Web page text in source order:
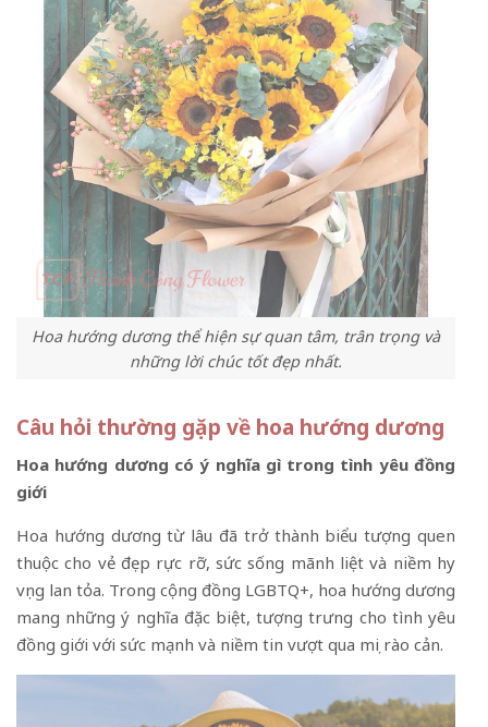
Hoa hướng dương thể hiện sự quan tâm, trân trọng và
những lời chúc tốt đẹp nhất.
Câu hỏi thường gặp về hoa hướng dương
Hoa hướng dương có ý nghĩa gì trong tình yêu đồng
giới
Hoa hướng dương từ lâu đã trở thành biểu tượng quen
thuộc cho vẻ đẹp rực rỡ, sức sống mãnh liệt và niềm hy
vọng lan tỏa. Trong cộng đồng LGBTQ+, hoa hướng dương
mang những ý nghĩa đặc biệt, tượng trưng cho tình yêu
đồng giới với sức mạnh và niềm tin vượt qua mọi rào cản.